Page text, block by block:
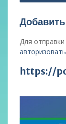
Для
https://